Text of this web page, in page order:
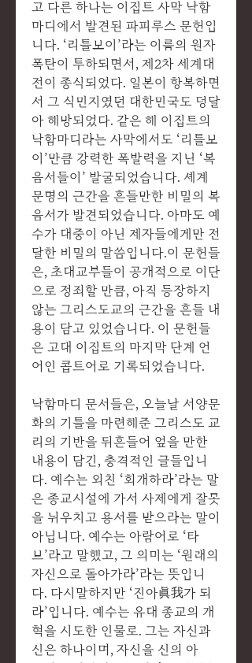
고 다른 하나는 이집트 사막 낙함
마디에서 발견된 파피루스 문헌입
니다. ‘리틀보이’라는 이름의 원자
폭탄이 투하되면서, 제2차 세계대
전이 종식되었다. 일본이 항복하면
서 그 식민지였던 대한민국도 덩달
아 해방되었다. 같은 해 이집트의
낙함마디라는 사막에서도 ‘리틀보
이’만큼 강력한 폭발력을 지닌 ‘복
음서들이’ 발굴되었습니다. 셰계
문명의 근간을 흔들만한 비밀의 복
음서가 발견되었습니다. 아마도 예
수가 대중이 아닌 제자들에게만 전
달한 비밀의 말씀입니다.이 문헌들
은, 초대교부들이 공개적으로 이단
으로 정죄할 만큼, 아직 등장하지
않는 그리스도교의 근간을 흔들 내
용이 담고 있었습니다. 이 문헌들
은 고대 이집트의 마지막 단계 언
어인 콥트어로 기록되었습니다.
낙함마디 문서들은, 오늘날 서양문
화의 기틀을 마련해준 그리스도 교
리의 기반을 뒤흔들어 엎을 만한
내용이 담긴, 충격적인 글들입니
다. 예수는 외친 ‘회개하라’라는 말
은 종교시설에 가서 사제에게 잘못
을 뉘우치고 용서를 받으라는 말이
아닙니다. 예수는 아람어로 ‘타
브’라고 말했고, 그 의미는 ‘원래의
자신으로 돌아가라’라는 뜻입니
다. 다시말하지만 ‘진아眞我가 되
라’입니다. 예수는 유대 종교의 개
혁을 시도한 인물로. 그는 자신과
신은 하나이며, 자신을 신의 아